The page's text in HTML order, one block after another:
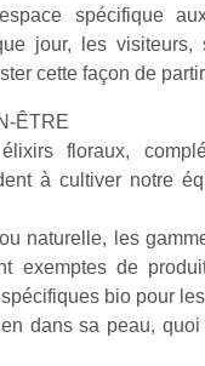
spécifique
jour, les visiteurs,
cette façon de
ÊTRE
élixirs floraux,
à cultiver notre
naturelle, les
exemptes de
bio pour
dans sa peau,
Des